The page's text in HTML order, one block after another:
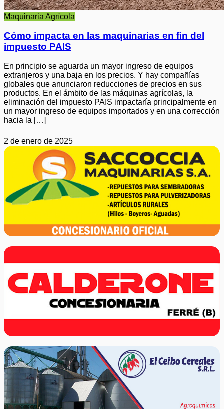
Maquinaria Agrícola
Cómo impacta en las maquinarias en fin del
impuesto PAIS
En principio se aguarda un mayor ingreso de equipos
extranjeros y una baja en los precios. Y hay compañías
globales que anunciaron reducciones de precios en sus
productos. En el ámbito de las máquinas agrícolas, la
eliminación del impuesto PAIS impactaría principalmente en
un mayor ingreso de equipos importados y en una corrección
hacia la […]
2 de enero de 2025